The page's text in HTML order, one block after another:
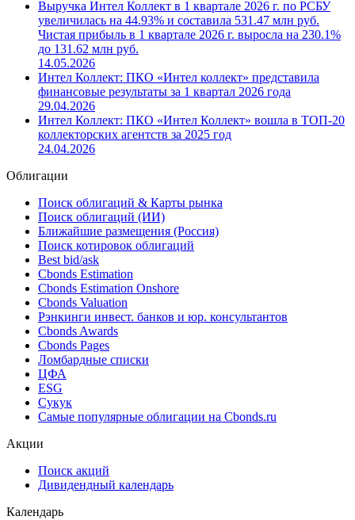
Выручка Интел Коллект в 1 квартале 2026 г. по РСБУ
увеличилась на 44.93% и составила 531.47 млн руб.
Чистая прибыль в 1 квартале 2026 г. выросла на 230.1%
до 131.62 млн руб.
14.05.2026
Интел Коллект: ПКО «Интел коллект» представила
финансовые результаты за 1 квартал 2026 года
29.04.2026
Интел Коллект: ПКО «Интел Коллект» вошла в ТОП-20
коллекторских агентств за 2025 год
24.04.2026
Облигации
Поиск облигаций & Карты рынка
Поиск облигаций (ИИ)
Ближайшие размещения (Россия)
Поиск котировок облигаций
Best bid/ask
Cbonds Estimation
Cbonds Estimation Onshore
Cbonds Valuation
Рэнкинги инвест. банков и юр. консультантов
Cbonds Awards
Cbonds Pages
Ломбардные списки
ЦФА
ESG
Сукук
Самые популярные облигации на Cbonds.ru
Акции
Поиск акций
Дивидендный календарь
Календарь